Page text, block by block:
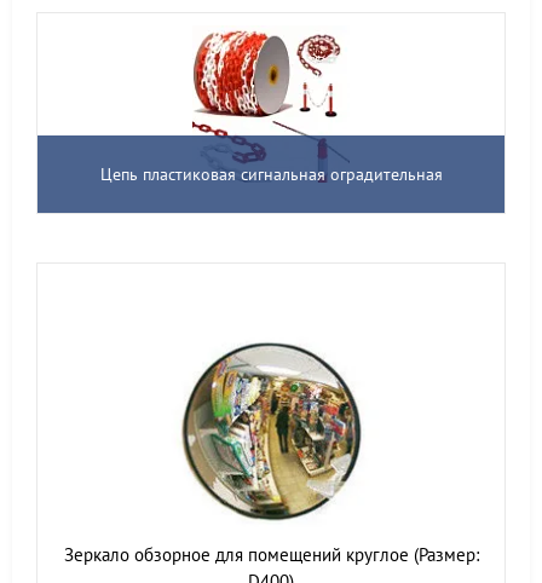
Цепь пластиковая сигнальная оградительная
Зеркало обзорное для помещений круглое (Размер: